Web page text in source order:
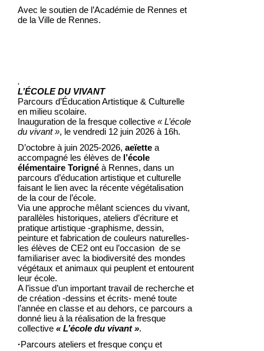
Avec le soutien de l’Académie de Rennes et
de la Ville de Rennes.
.
L’ÉCOLE DU VIVANT
Parcours d’Éducation Artistique & Culturelle
en milieu scolaire.
Inauguration de la fresque collective « L’école
du vivant », le vendredi 12 juin 2026 à 16h.
D’octobre à juin 2025-2026, aeïette a
accompagné les élèves de l’école
élémentaire Torigné à Rennes, dans un
parcours d’éducation artistique et culturelle
faisant le lien avec la récente végétalisation
de la cour de l’école.
Via une approche mêlant sciences du vivant,
parallèles historiques, ateliers d’écriture et
pratique artistique -graphisme, dessin,
peinture et fabrication de couleurs naturelles-
les élèves de CE2 ont eu l’occasion de se
familiariser avec la biodiversité des mondes
végétaux et animaux qui peuplent et entourent
leur école.
A l’issue d’un important travail de recherche et
de création -dessins et écrits- mené toute
l’année en classe et au dehors, ce parcours a
donné lieu à la réalisation de la fresque
collective « L’école du vivant ».
·Parcours ateliers et fresque conçu et